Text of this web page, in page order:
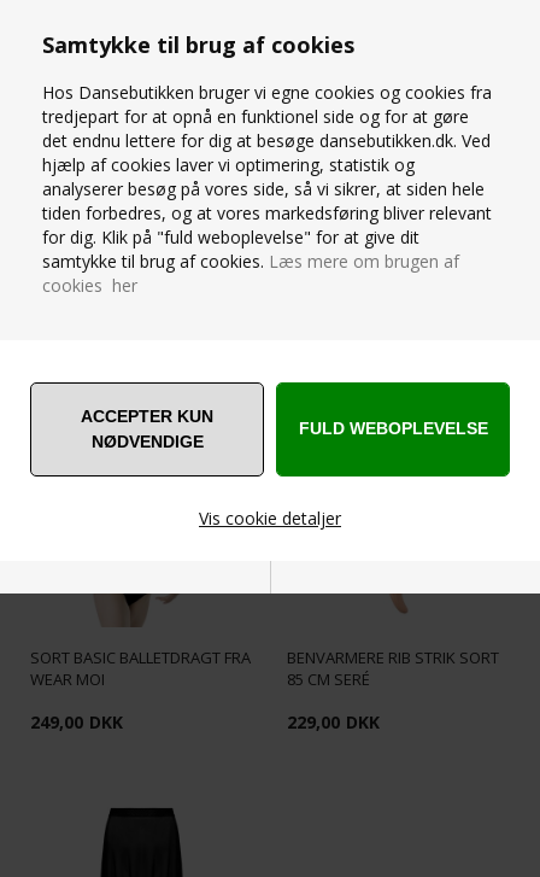
Samtykke til brug af cookies
Hos Dansebutikken bruger vi egne cookies og cookies fra
tredjepart for at opnå en funktionel side og for at gøre
det endnu lettere for dig at besøge dansebutikken.dk. Ved
hjælp af cookies laver vi optimering, statistik og
analyserer besøg på vores side, så vi sikrer, at siden hele
tiden forbedres, og at vores markedsføring bliver relevant
for dig. Klik på "fuld weboplevelse" for at give dit
samtykke til brug af cookies. Læs mere om brugen af
cookies her
Vis cookie detaljer
Nødvendige Markedsføring
Lavet af 100% nylon
(Alle Mara Dancewear styles leveres i en fin lyserød
dustbag)
STØRRELSESGUIDE
SPØRG OS
ANDRE ER VILDE MED... ❤️
SORT BASIC BALLETDRAGT FRA
WEAR MOI
249,00 DKK
BENVARMERE RIB STRIK SORT
85 CM SERÉ
229,00 DKK